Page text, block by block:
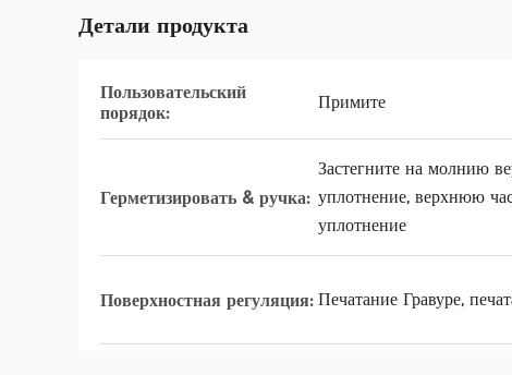
Детали продукта
Пользовательский
порядок:
Примите
Герметизировать & ручка:
Застегните на молнию
уплотнение, верхнюю
уплотнение
Поверхностная регуляция: Печатание Гравуре,